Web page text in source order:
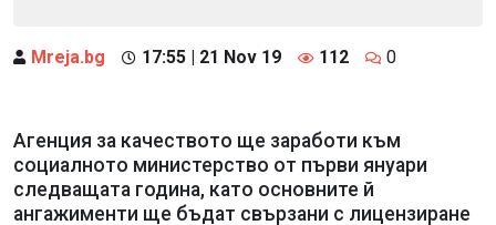
Mreja.bg 17:55 | 21 Nov 19 112 0
Агенция за качеството ще заработи към
социалното министерство от първи януари
следващата година, като основните й
ангажименти ще бъдат свързани с лицензиране